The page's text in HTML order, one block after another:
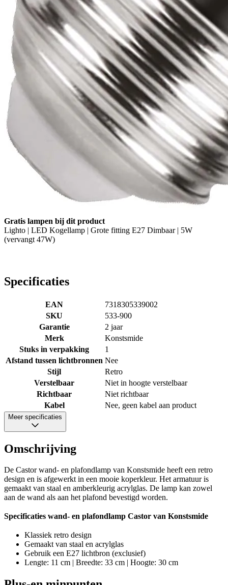
Gratis lampen bij dit product
Lighto | LED Kogellamp | Grote fitting E27 Dimbaar | 5W
(vervangt 47W)
Specificaties
EAN
7318305339002
SKU
533-900
Garantie
2 jaar
Merk
Konstsmide
Stuks in verpakking
1
Afstand tussen lichtbronnen Nee
Stijl
Retro
Verstelbaar
Niet in hoogte verstelbaar
Richtbaar
Niet richtbaar
Kabel
Nee, geen kabel aan product
Meer specificaties
Omschrijving
De Castor wand- en plafondlamp van Konstsmide heeft een retro
design en is afgewerkt in een mooie koperkleur. Het armatuur is
gemaakt van staal en amberkleurig acrylglas. De lamp kan zowel
aan de wand als aan het plafond bevestigd worden.
Specificaties wand- en plafondlamp Castor van Konstsmide
Klassiek retro design
Gemaakt van staal en acrylglas
Gebruik een E27 lichtbron (exclusief)
Lengte: 11 cm | Breedte: 33 cm | Hoogte: 30 cm